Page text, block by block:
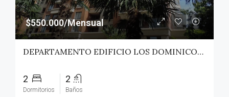
$550.000/Mensual
DEPARTAMENTO EDIFICIO LOS DOMINICOS – TALCA
2
Dormitorios
2
Baños